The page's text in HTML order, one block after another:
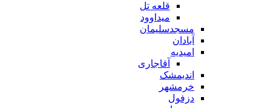
قلعه تل
میداوود
مسجدسلیمان
آبادان
امیدیه
آقاجاری
اندیمشک
خرمشهر
دزفول